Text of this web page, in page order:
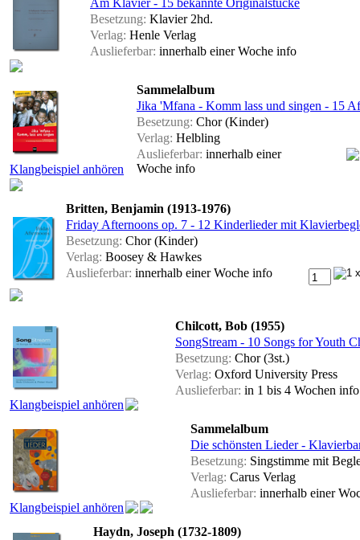
Am Klavier - 15 bekannte Originalstücke
Besetzung: Klavier 2hd.
Verlag: Henle Verlag
Auslieferbar: innerhalb einer Woche info
Klangbeispiel anhören
Sammelalbum
Jika 'Mfana - Komm lass und singen - 15
Besetzung: Chor (Kinder)
Verlag: Helbling
Auslieferbar: innerhalb einer
Woche info
Britten, Benjamin (1913-1976)
Friday Afternoons op. 7 - 12 Kinderlieder mit
Besetzung: Chor (Kinder)
Verlag: Boosey & Hawkes
Auslieferbar: innerhalb einer Woche info
Klangbeispiel anhören
Chilcott, Bob (1955)
SongStream - 10 Songs for Youth
Besetzung: Chor (3st.)
Verlag: Oxford University Press
Auslieferbar: in 1 bis 4 Wochen info
Klangbeispiel anhören
Sammelalbum
Die schönsten Lieder -
Besetzung: Singstimme mit
Verlag: Carus Verlag
Auslieferbar: innerhalb einer
Haydn, Joseph (1732-1809)